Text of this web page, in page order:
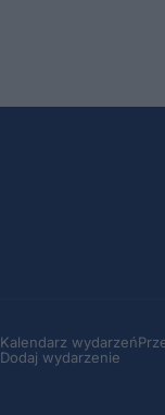
Kalendarz wydarzeń
Dodaj wydarzenie